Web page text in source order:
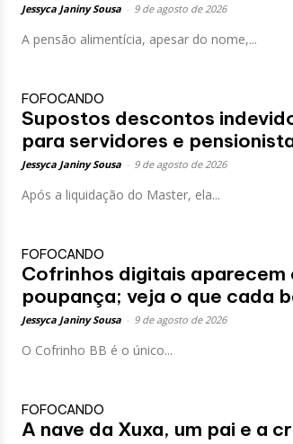
Jessyca Janiny Sousa 9 de agosto de 2026
A pensão alimentícia, apesar do nome,...
FOFOCANDO
Supostos descontos
para servidores e
Jessyca Janiny Sousa 9 de agosto de 2026
Após a liquidação do Master, ela...
FOFOCANDO
Cofrinhos digitais
poupança; veja o que cada
Jessyca Janiny Sousa 9 de agosto de 2026
O Cofrinho BB é o único...
FOFOCANDO
A nave da Xuxa, um pai e a